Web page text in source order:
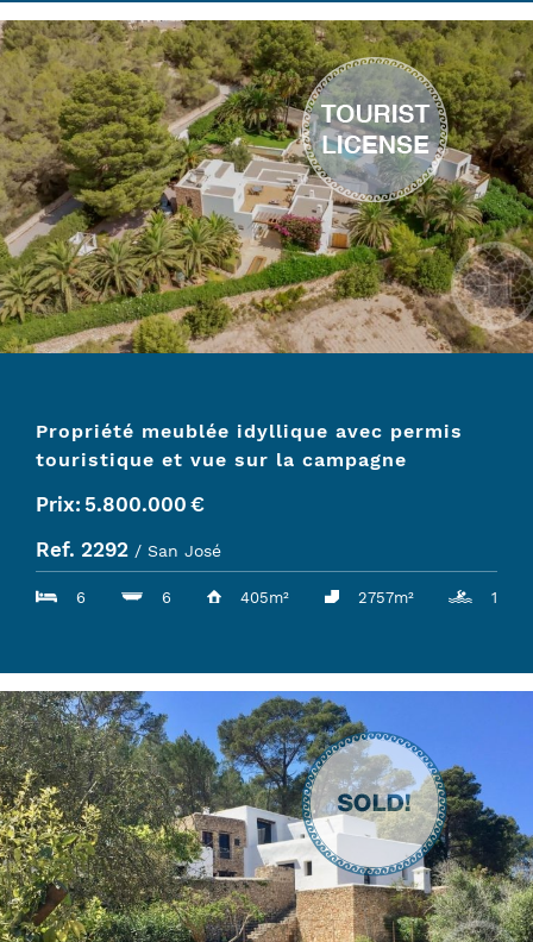
Propriété meublée idyllique avec permis
touristique et vue sur la campagne
Prix: 5.800.000 €
Ref. 2292 / San José
6 6 405m² 2757m² 1